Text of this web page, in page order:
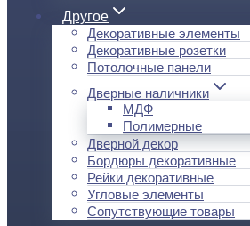
Другое
Декоративные элементы
Декоративные розетки
Потолочные панели
Дверные наличники
МДФ
Полимерные
Дверной декор
Бордюры декоративные
Рейки декоративные
Угловые элементы
Сопутствующие товары